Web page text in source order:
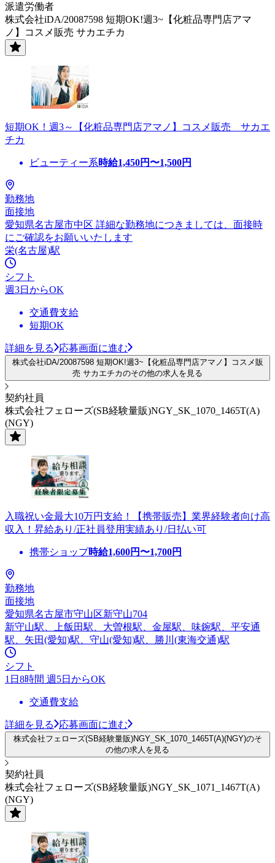
派遣労働者
株式会社iDA/20087598 短期OK!週3~【化粧品専門店アマ
ノ】コスメ販売 サカエチカ
短期OK！週3～【化粧品専門店アマノ】コスメ販売 サカエ
チカ
ビューティー系時給1,450円〜1,500円
勤務地
面接地
愛知県名古屋市中区 詳細な勤務地につきましては、面接時
にご確認をお願いいたします
栄(名古屋)駅
シフト
週3日からOK
交通費支給
短期OK
詳細を見る 応募画面に進む
株式会社iDA/20087598 短期OK!週3~【化粧品専門店アマノ】コスメ販
売 サカエチカのその他の求人を見る
契約社員
株式会社フェローズ(SB経験量販)NGY_SK_1070_1465T(A)
(NGY)
入職祝い金最大10万円支給！【携帯販売】業界経験者向け高
収入！昇給あり/正社員登用実績あり/日払い可
携帯ショップ時給1,600円〜1,700円
勤務地
面接地
愛知県名古屋市守山区新守山704
新守山駅、上飯田駅、大曽根駅、金屋駅、味鋺駅、平安通
駅、矢田(愛知)駅、守山(愛知)駅、勝川(東海交通)駅
シフト
1日8時間 週5日からOK
交通費支給
詳細を見る 応募画面に進む
株式会社フェローズ(SB経験量販)NGY_SK_1070_1465T(A)(NGY)のそ
の他の求人を見る
契約社員
株式会社フェローズ(SB経験量販)NGY_SK_1071_1467T(A)
(NGY)